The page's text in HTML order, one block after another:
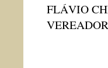
FLÁVIO